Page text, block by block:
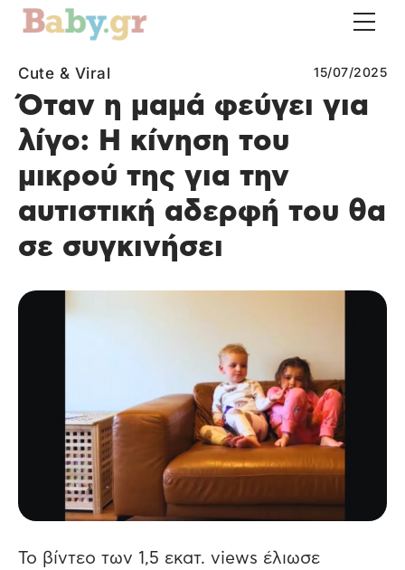
Cute & Viral 15/07/2025
Όταν η μαμά φεύγει για
λίγο: Η κίνηση του
μικρού της για την
αυτιστική αδερφή του θα
σε συγκινήσει
Το βίντεο των 1,5 εκατ. views έλιωσε